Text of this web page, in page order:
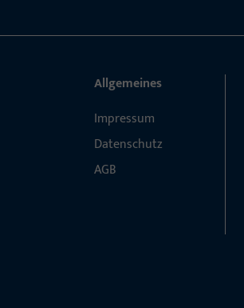
Allgemeines
Impressum
Datenschutz
AGB